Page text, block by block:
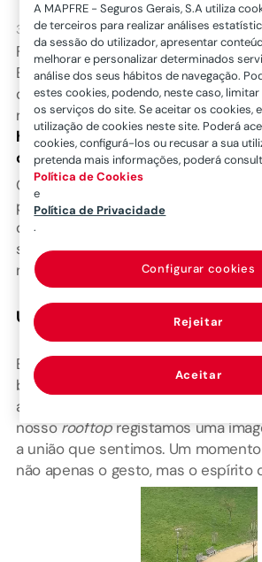
3 de março de 2026
Fevereiro é um mês de consciência,
E quisemos vivê-lo de forma
dia25 de fevereiro, vários
nossoCEO, juntaram-separa
humanoque assinalou oDia
o Cancro.
Quisemos deixar uma mensagem
poderosa: estamos juntos nesta
que, na Mapfre, somos mais do que
somos uma comunidade que se
na força coletiva.
Um momento que nos marcou
Encontrámo-nos logo pela manhã,
branco, à entrada do edifício.
ao local onde formámos o nosso
nossorooftopregistamos uma
a união que sentimos. Um
não apenas o gesto, mas o espírito
A MAPFRE - Seguros Gerais, S.A utiliza
de terceiros para realizar análises
da sessão do utilizador, apresentar
melhorar e personalizar determinados
análise dos seus hábitos de navegação.
estes cookies, podendo, neste caso, limitar
os serviços do site. Se aceitar os cookies,
utilização de cookies neste site. Poderá
cookies, configurá-los ou recusar a sua
pretenda mais informações, poderá
Política de Cookies
e
Política de Privacidade
.
Rejeitar
Aceitar
Configurar cookies